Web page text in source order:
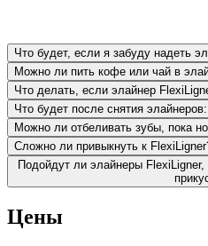
Что будет, если я забуду надеть
Можно ли пить кофе или чай в
Что делать, если элайнер
Что будет после снятия
Можно ли отбеливать зубы, пока
Сложно ли привыкнуть к
Подойдут ли элайнеры
Цены